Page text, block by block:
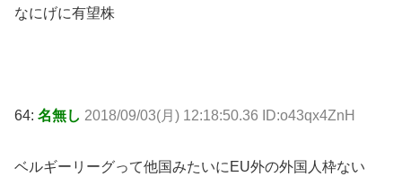
なにげに有望株
64: 名無し 2018/09/03(月) 12:18:50.36 ID:o43qx4ZnH
ベルギーリーグって他国みたいにEU外の外国人枠ない